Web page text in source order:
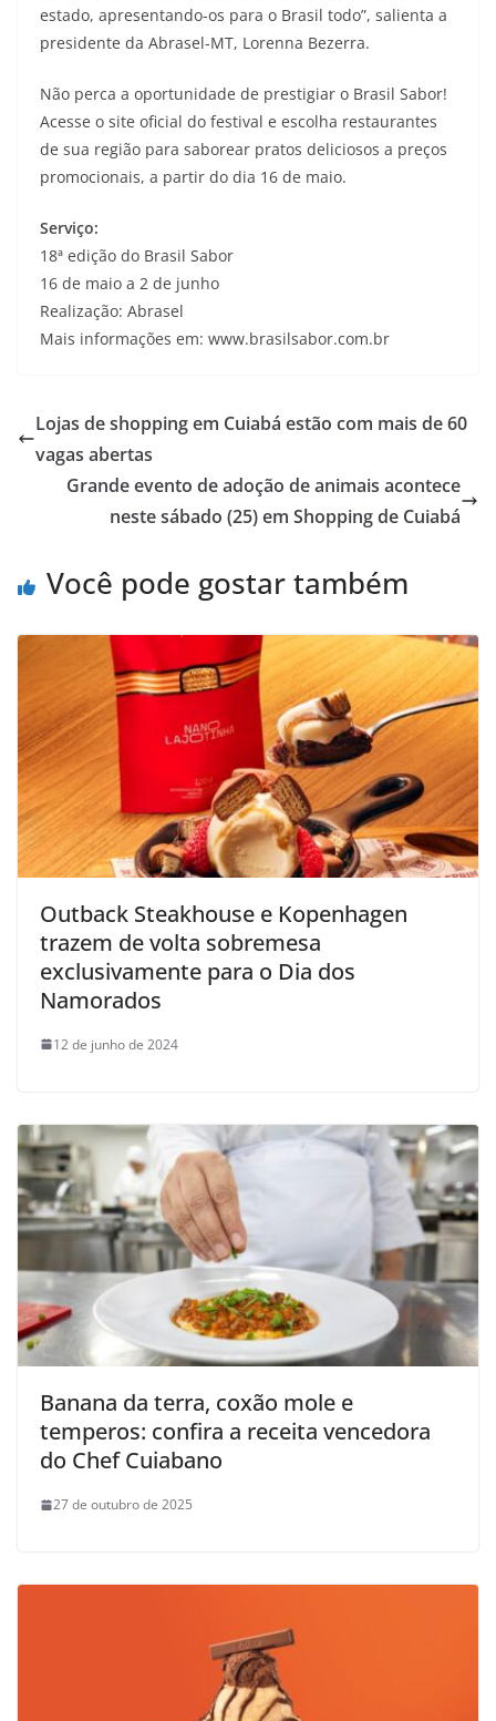
estado, apresentando-os para o Brasil todo”, salienta a
presidente da Abrasel-MT, Lorenna Bezerra.
Não perca a oportunidade de prestigiar o Brasil Sabor!
Acesse o site oficial do festival e escolha restaurantes
de sua região para saborear pratos deliciosos a preços
promocionais, a partir do dia 16 de maio.
Serviço:
18ª edição do Brasil Sabor
16 de maio a 2 de junho
Realização: Abrasel
Mais informações em: www.brasilsabor.com.br
Lojas de shopping em Cuiabá estão com mais de 60
vagas abertas
Grande evento de adoção de animais acontece
neste sábado (25) em Shopping de Cuiabá
Você pode gostar também
Outback Steakhouse e Kopenhagen
trazem de volta sobremesa
exclusivamente para o Dia dos
Namorados
12 de junho de 2024
Banana da terra, coxão mole e
temperos: confira a receita vencedora
do Chef Cuiabano
27 de outubro de 2025